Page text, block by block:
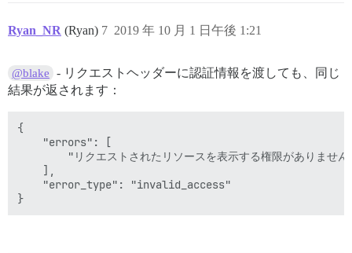
Ryan_NR (Ryan) 2019 年 10 月 1 日午後 1:21
7
@blake
- リクエストヘッダーに認証情報を渡しても、同じ
結果が返されます：
{
    "errors": [
"リクエストされたリソースを表示する権限がありません
    ],
    "error_type": "invalid_access"